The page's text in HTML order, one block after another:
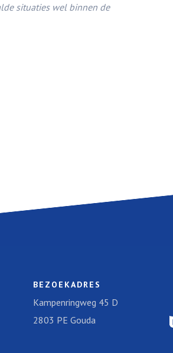
situaties wel binnen de
BEZOEKADRES
Kampenringweg 45 D
2803 PE Gouda